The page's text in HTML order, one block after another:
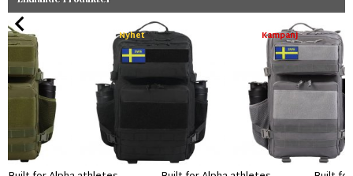
Nyhet Kampanj